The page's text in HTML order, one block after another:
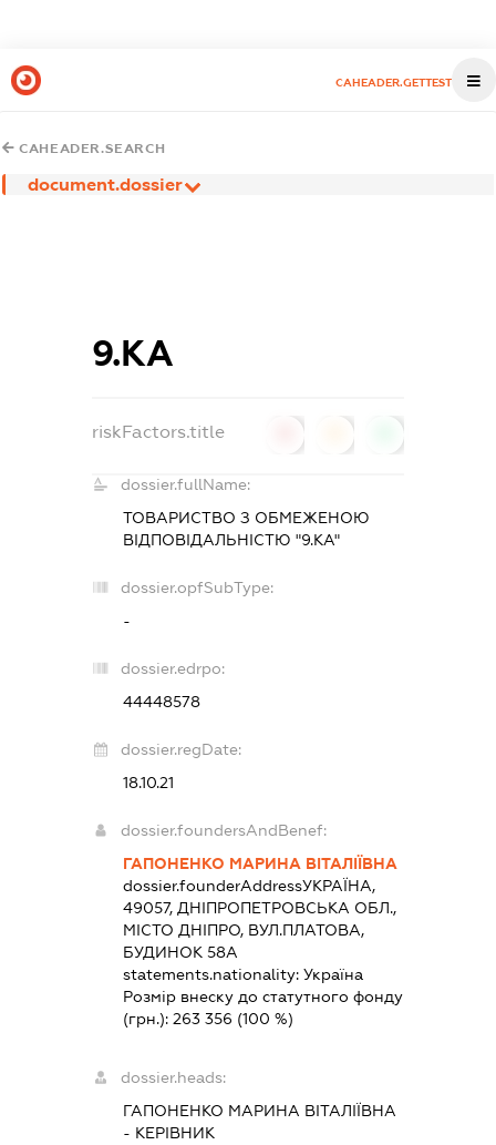
CAHEADER.GETTEST
CAHEADER.SEARCH
document.dossier
9.КА
riskFactors.title
dossier.fullName:
ТОВАРИСТВО З ОБМЕЖЕНОЮ
ВІДПОВІДАЛЬНІСТЮ "9.КА"
dossier.opfSubType:
-
dossier.edrpo:
44448578
dossier.regDate:
18.10.21
dossier.foundersAndBenef:
ГАПОНЕНКО МАРИНА ВІТАЛІЇВНА
dossier.founderAddressУКРАЇНА,
49057, ДНІПРОПЕТРОВСЬКА ОБЛ.,
МІСТО ДНІПРО, ВУЛ.ПЛАТОВА,
БУДИНОК 58А
statements.nationality:Україна
Розмір внеску до статутного фонду
(грн.):263 356 (100 %)
dossier.heads:
ГАПОНЕНКО МАРИНА ВІТАЛІЇВНА
- КЕРІВНИК